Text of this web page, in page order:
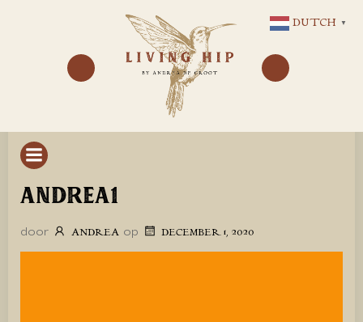
NAAR
DE
INHOUD
ANDREA1
door ANDREA op DECEMBER 1, 2020
DUTCH ▼